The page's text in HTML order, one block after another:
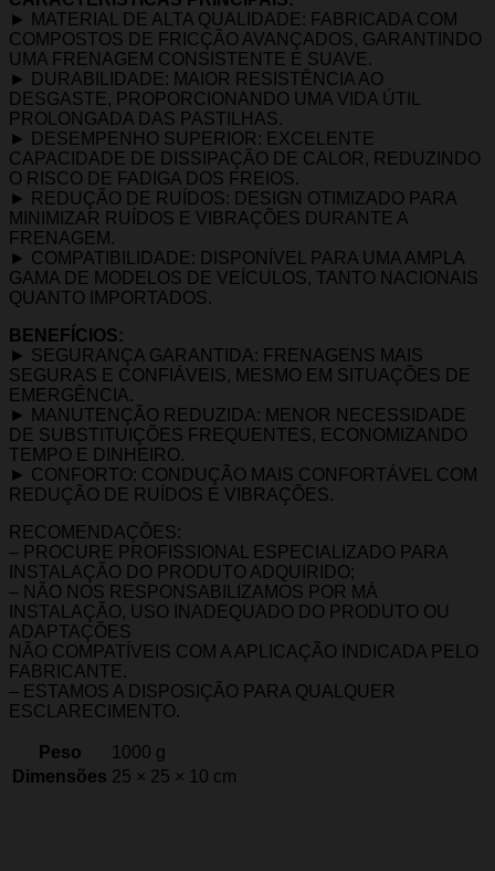
► MATERIAL DE ALTA QUALIDADE: FABRICADA COM
COMPOSTOS DE FRICÇÃO AVANÇADOS, GARANTINDO
UMA FRENAGEM CONSISTENTE E SUAVE.
► DURABILIDADE: MAIOR RESISTÊNCIA AO
DESGASTE, PROPORCIONANDO UMA VIDA ÚTIL
PROLONGADA DAS PASTILHAS.
► DESEMPENHO SUPERIOR: EXCELENTE
CAPACIDADE DE DISSIPAÇÃO DE CALOR, REDUZINDO
O RISCO DE FADIGA DOS FREIOS.
► REDUÇÃO DE RUÍDOS: DESIGN OTIMIZADO PARA
MINIMIZAR RUÍDOS E VIBRAÇÕES DURANTE A
FRENAGEM.
► COMPATIBILIDADE: DISPONÍVEL PARA UMA AMPLA
GAMA DE MODELOS DE VEÍCULOS, TANTO NACIONAIS
QUANTO IMPORTADOS.
BENEFÍCIOS:
► SEGURANÇA GARANTIDA: FRENAGENS MAIS
SEGURAS E CONFIÁVEIS, MESMO EM SITUAÇÕES DE
EMERGÊNCIA.
► MANUTENÇÃO REDUZIDA: MENOR NECESSIDADE
DE SUBSTITUIÇÕES FREQUENTES, ECONOMIZANDO
TEMPO E DINHEIRO.
► CONFORTO: CONDUÇÃO MAIS CONFORTÁVEL COM
REDUÇÃO DE RUÍDOS E VIBRAÇÕES.
RECOMENDAÇÕES:
– PROCURE PROFISSIONAL ESPECIALIZADO PARA
INSTALAÇÃO DO PRODUTO ADQUIRIDO;
– NÃO NOS RESPONSABILIZAMOS POR MÁ
INSTALAÇÃO, USO INADEQUADO DO PRODUTO OU
ADAPTAÇÕES
NÃO COMPATÍVEIS COM A APLICAÇÃO INDICADA PELO
FABRICANTE.
– ESTAMOS A DISPOSIÇÃO PARA QUALQUER
ESCLARECIMENTO.
Peso
1000 g
Dimensões 25 × 25 × 10 cm